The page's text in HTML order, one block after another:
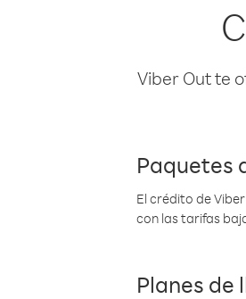
Viber Out te
Paquetes
El crédito de
con las tarifas
Planes de